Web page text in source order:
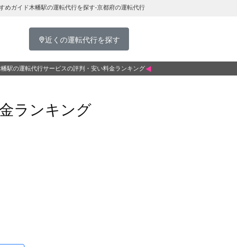
めガイド木幡駅の運転代行を探す-京都府の運転代行
近くの運転代行を探す
駅の運転代行サービスの評判・安い料金ランキング
ランキング